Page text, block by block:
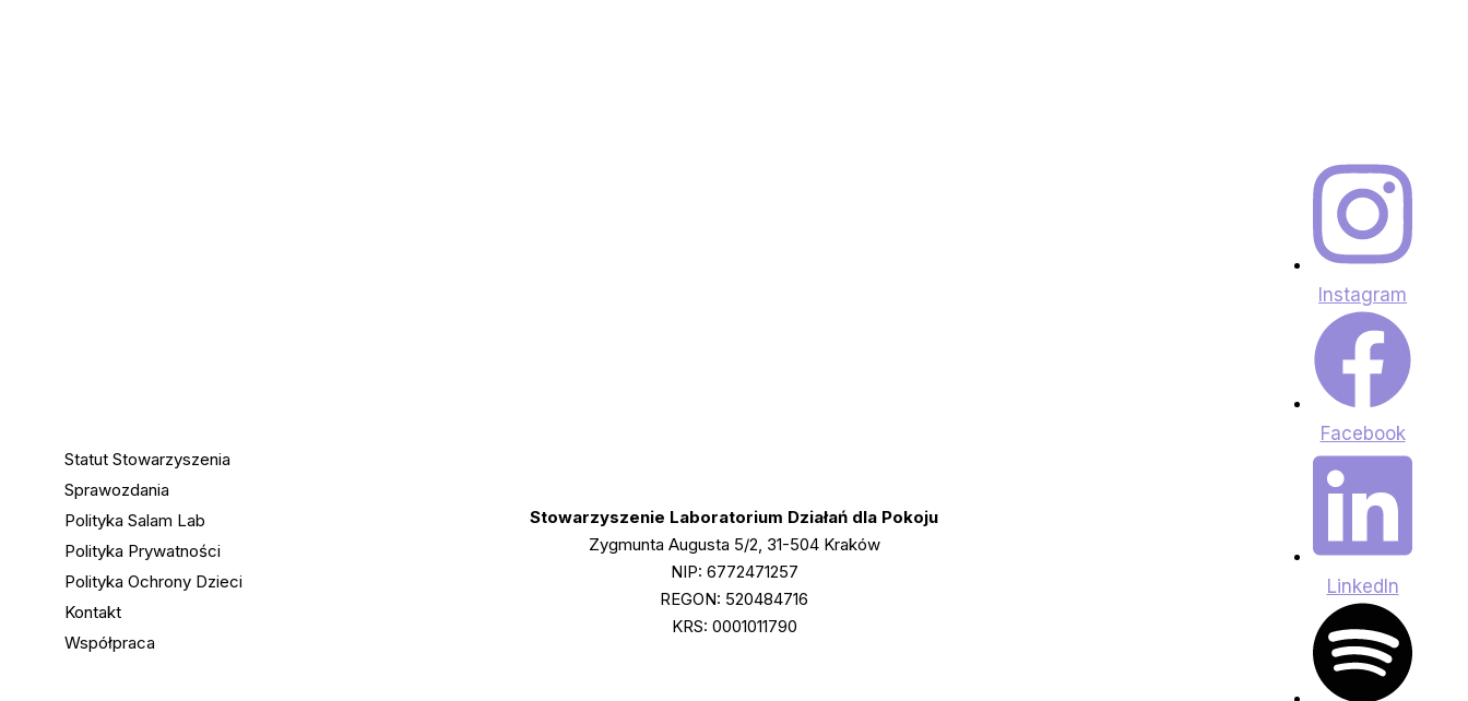
Statut Stowarzyszenia
Sprawozdania
Polityka Salam Lab
Polityka Prywatności
Polityka Ochrony Dzieci
Kontakt
Współpraca
Stowarzyszenie Laboratorium Działań dla Pokoju
Zygmunta Augusta 5/2, 31-504 Kraków
NIP: 6772471257
REGON: 520484716
KRS: 0001011790
Instagram
Facebook
LinkedIn